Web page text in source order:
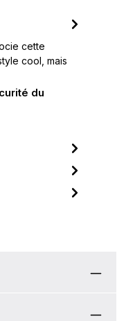
cette
cool, mais
du